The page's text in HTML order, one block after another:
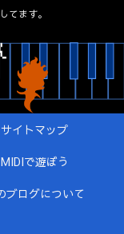
てます。
サイトマップ
MIDIで遊ぼう
ブログについて